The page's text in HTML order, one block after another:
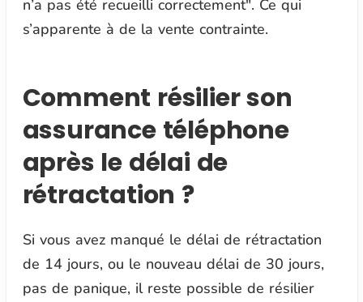
n’a pas été recueilli correctement". Ce qui
s’apparente à de la vente contrainte.
Comment résilier son
assurance téléphone
après le délai de
rétractation ?
Si vous avez manqué le délai de rétractation
de 14 jours, ou le nouveau délai de 30 jours,
pas de panique, il reste possible de résilier